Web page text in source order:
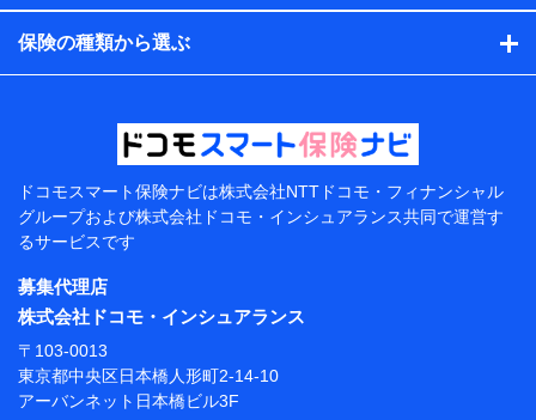
日、性別、保険契約者と被保険者の関係、保険加入の目
的、保険商品の内容、保険料、保険料のお支払方法、車
のメーカーや走行距離などの情報、建物の構造や築年数
などの情報、ペットの種類や年齢などの情報などが含ま
提供当事者から受領当事者が個人データを取得する方法
電子的・電磁的方法等
【共同して利用する者の範囲】
当社
株式会社NTTドコモ・フィナンシャルグループ
【利用目的】
当社または株式会社NTTドコモ・フィナンシャルグルー
プが提供する保険関連サービスにおけるユーザー登録受
付および管理のため
当社または株式会社NTTドコモ・フィナンシャルグルー
保険の種類から選ぶ
ドコモスマート保険ナビは株式会社NTTドコモ・フィナンシャル
グループおよび株式会社ドコモ・インシュアランス共同で運営す
るサービスです
募集代理店
株式会社ドコモ・インシュアランス
〒103-0013
東京都中央区日本橋人形町2-14-10
アーバンネット日本橋ビル3F